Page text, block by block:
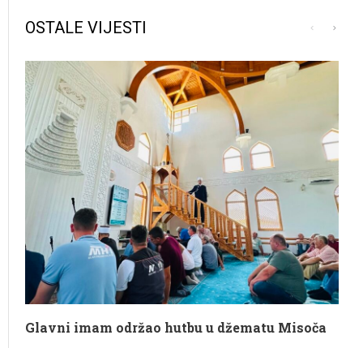
OSTALE VIJESTI
Glavni imam održao hutbu u džematu Misoča